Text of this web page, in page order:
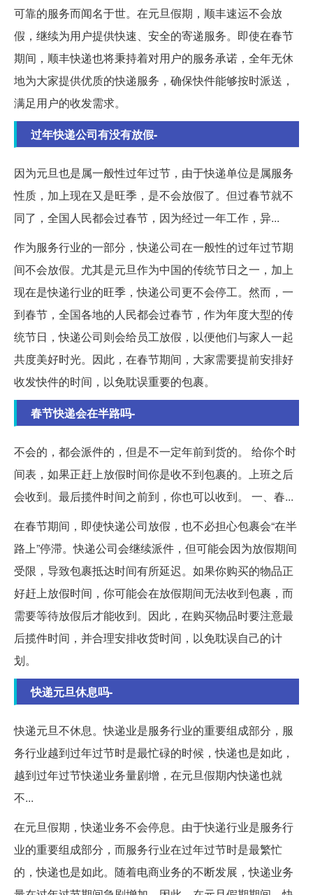
可靠的服务而闻名于世。在元旦假期，顺丰速运不会放
假，继续为用户提供快速、安全的寄递服务。即使在春节
期间，顺丰快递也将秉持着对用户的服务承诺，全年无休
地为大家提供优质的快递服务，确保快件能够按时派送，
满足用户的收发需求。
过年快递公司有没有放假-
因为元旦也是属一般性过年过节，由于快递单位是属服务
性质，加上现在又是旺季，是不会放假了。但过春节就不
同了，全国人民都会过春节，因为经过一年工作，异...
作为服务行业的一部分，快递公司在一般性的过年过节期
间不会放假。尤其是元旦作为中国的传统节日之一，加上
现在是快递行业的旺季，快递公司更不会停工。然而，一
到春节，全国各地的人民都会过春节，作为年度大型的传
统节日，快递公司则会给员工放假，以便他们与家人一起
共度美好时光。因此，在春节期间，大家需要提前安排好
收发快件的时间，以免耽误重要的包裹。
春节快递会在半路吗-
不会的，都会派件的，但是不一定年前到货的。 给你个时
间表，如果正赶上放假时间你是收不到包裹的。上班之后
会收到。最后揽件时间之前到，你也可以收到。 一、春...
在春节期间，即使快递公司放假，也不必担心包裹会“在半
路上”停滞。快递公司会继续派件，但可能会因为放假期间
受限，导致包裹抵达时间有所延迟。如果你购买的物品正
好赶上放假时间，你可能会在放假期间无法收到包裹，而
需要等待放假后才能收到。因此，在购买物品时要注意最
后揽件时间，并合理安排收货时间，以免耽误自己的计
划。
快递元旦休息吗-
快递元旦不休息。快递业是服务行业的重要组成部分，服
务行业越到过年过节时是最忙碌的时候，快递也是如此，
越到过年过节快递业务量剧增，在元旦假期内快递也就
不...
在元旦假期，快递业务不会停息。由于快递行业是服务行
业的重要组成部分，而服务行业在过年过节时是最繁忙
的，快递也是如此。随着电商业务的不断发展，快递业务